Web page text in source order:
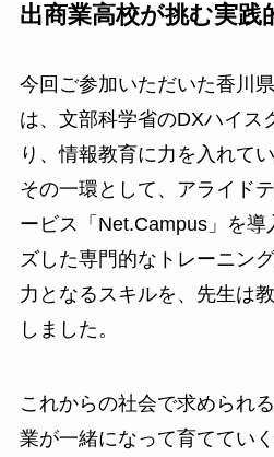
出商業高校が挑む実践
今回ご参加いただいた香川
は、文部科学省のDXハイス
り、情報教育に力を入れてい
その一環として、アライド
ービス「Net.Campus」を導
ズした専門的なトレーニン
力となるスキルを、先生は
しました。
これからの社会で求められ
業が一緒になって育ててい